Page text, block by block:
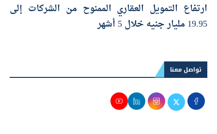
ارتفاع التمويل العقاري الممنوح من الشركات إلى
19.95 مليار جنيه خلال 5 أشهر
تواصل معنا